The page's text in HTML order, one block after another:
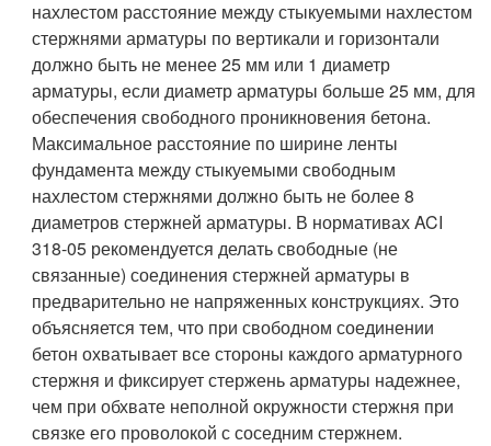
нахлестом расстояние между стыкуемыми нахлестом
стержнями арматуры по вертикали и горизонтали
должно быть не менее 25 мм или 1 диаметр
арматуры, если диаметр арматуры больше 25 мм, для
обеспечения свободного проникновения бетона.
Максимальное расстояние по ширине ленты
фундамента между стыкуемыми свободным
нахлестом стержнями должно быть не более 8
диаметров стержней арматуры. В нормативах ACI
318-05 рекомендуется делать свободные (не
связанные) соединения стержней арматуры в
предварительно не напряженных конструкциях. Это
объясняется тем, что при свободном соединении
бетон охватывает все стороны каждого арматурного
стержня и фиксирует стержень арматуры надежнее,
чем при обхвате неполной окружности стержня при
связке его проволокой с соседним стержнем.